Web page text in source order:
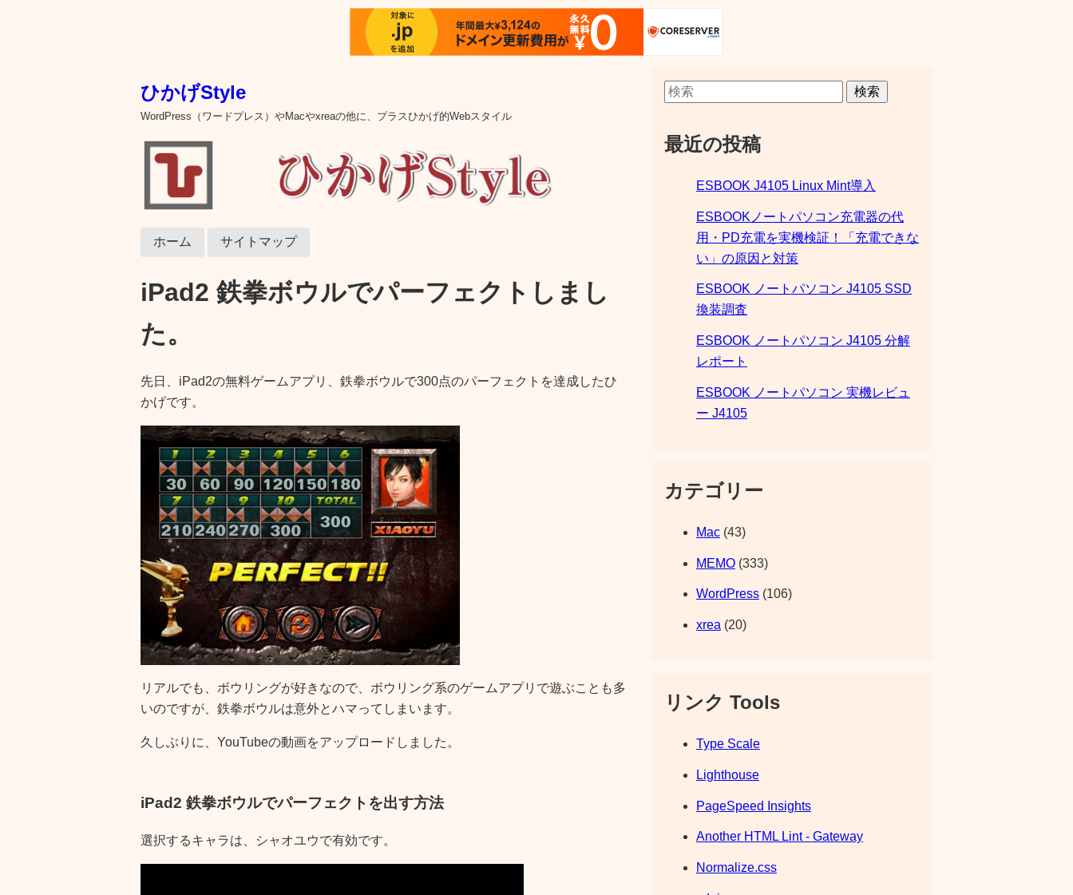
ひかげStyle
WordPress（ワードプレス）やMacやxreaの他に、プラスひかげ的Webスタイル
ホーム サイトマップ
iPad2 鉄拳ボウルでパーフェクトしまし
た。
先日、iPad2の無料ゲームアプリ、鉄拳ボウルで300点のパーフェクトを達成したひ
かげです。
リアルでも、ボウリングが好きなので、ボウリング系のゲームアプリで遊ぶことも多
いのですが、鉄拳ボウルは意外とハマってしまいます。
久しぶりに、YouTubeの動画をアップロードしました。
iPad2 鉄拳ボウルでパーフェクトを出す方法
選択するキャラは、シャオユウで有効です。
検索
最近の投稿
ESBOOK J4105 Linux Mint導入
ESBOOKノートパソコン充電器の代
用・PD充電を実機検証！「充電できな
い」の原因と対策
ESBOOK ノートパソコン J4105 SSD
換装調査
ESBOOK ノートパソコン J4105 分解
レポート
ESBOOK ノートパソコン 実機レビュ
ー J4105
カテゴリー
Mac (43)
MEMO (333)
WordPress (106)
xrea (20)
リンク Tools
Type Scale
Lighthouse
PageSpeed Insights
Another HTML Lint - Gateway
Normalize.css